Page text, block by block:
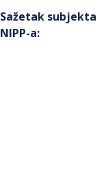
Sažetak subjekta
NIPP-a: